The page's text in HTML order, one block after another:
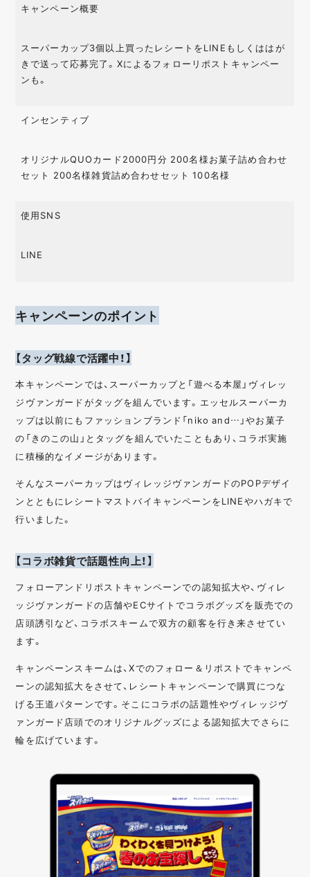
キャンペーン概要
スーパーカップ3個以上買ったレシートをLINEもしくははが
きで送って応募完了。Xによるフォローリポストキャンペー
ンも。
インセンティブ
オリジナルQUOカード2000円分 200名様お菓子詰め合わせ
セット 200名様雑貨詰め合わせセット 100名様
使用SNS
LINE
キャンペーンのポイント
【タッグ戦線で活躍中！】
本キャンペーンでは、スーパーカップと「遊べる本屋」ヴィレッ
ジヴァンガードがタッグを組んでいます。エッセルスーパーカ
ップは以前にもファッションブランド「niko and…」やお菓子
の「きのこの山」とタッグを組んでいたこともあり、コラボ実施
に積極的なイメージがあります。
そんなスーパーカップはヴィレッジヴァンガードのPOPデザイ
ンとともにレシートマストバイキャンペーンをLINEやハガキで
行いました。
【コラボ雑貨で話題性向上！】
フォローアンドリポストキャンペーンでの認知拡大や、ヴィレ
ッジヴァンガードの店舗やECサイトでコラボグッズを販売での
店頭誘引など、コラボスキームで双方の顧客を行き来させてい
ます。
キャンペーンスキームは、Xでのフォロー＆リポストでキャンペ
ーンの認知拡大をさせて、レシートキャンペーンで購買につな
げる王道パターンです。そこにコラボの話題性やヴィレッジヴ
ァンガード店頭でのオリジナルグッズによる認知拡大でさらに
輪を広げています。